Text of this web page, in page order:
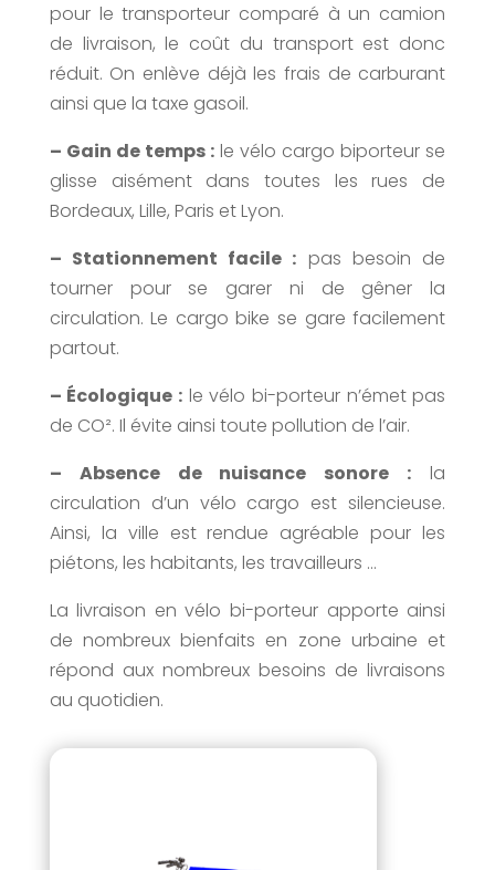
pour le transporteur comparé à un camion
de livraison, le coût du transport est donc
réduit. On enlève déjà les frais de carburant
ainsi que la taxe gasoil.
– Gain de temps :le vélo cargo biporteur se
glisse aisément dans toutes les rues de
Bordeaux, Lille, Paris et Lyon.
– Stationnement facile : pas besoin de
tourner pour se garer ni de gêner la
circulation. Le cargo bike se gare facilement
partout.
– Écologique : le vélo bi-porteur n’émet pas
de CO². Il évite ainsi toute pollution de l’air.
– Absence de nuisance sonore : la
circulation d’un vélo cargo est silencieuse.
Ainsi, la ville est rendue agréable pour les
piétons, les habitants, les travailleurs …
La livraison en vélo bi-porteur apporte ainsi
de nombreux bienfaits en zone urbaine et
répond aux nombreux besoins de livraisons
au quotidien.